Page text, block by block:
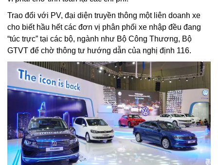
Trao đổi với PV, đại diện truyền thông một liên doanh xe
cho biết hầu hết các đơn vị phân phối xe nhập đều đang
“túc trực” tại các bộ, ngành như Bộ Công Thương, Bộ
GTVT để chờ thông tư hướng dẫn của nghị định 116.